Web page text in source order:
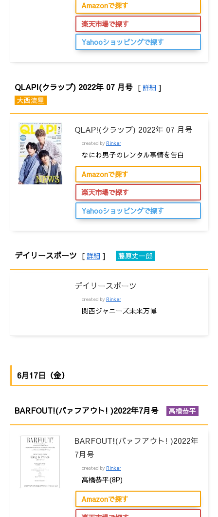
Amazonで探す
楽天市場で探す
Yahooショッピングで探す
QLAP!(クラップ) 2022年 07 月号 [ 詳細 ]
大西流星
QLAP!(クラップ) 2022年 07 月号
created by Rinker
なにわ男子のレンタル事情を告白
Amazonで探す
楽天市場で探す
Yahooショッピングで探す
デイリースポーツ [ 詳細 ] 藤原丈一郎
デイリースポーツ
created by Rinker
関西ジャニーズ未来万博
6月17日（金）
BARFOUT!(バァフアウト! )2022年7月号 高橋恭平
BARFOUT!(バァフアウト! )2022年
7月号
created by Rinker
高橋恭平(8P)
Amazonで探す